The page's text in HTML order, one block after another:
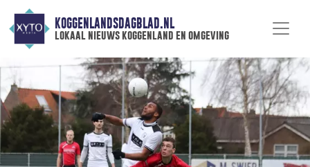
KOGGENLANDSDAGBLAD.NL
lokaal nieuws koggenland en omgeving